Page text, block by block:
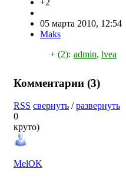
05 марта 2010, 12:54
Maks
+ (2): admin, lvea
Комментарии (3)
RSS свернуть /развернуть
0
круто)
MelOK